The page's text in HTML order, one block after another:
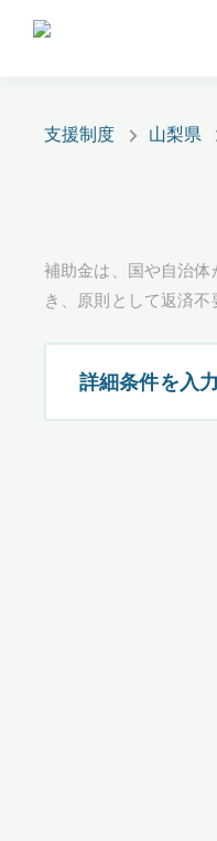
支援制度 山梨県
補助金は、国や自治
き、原則として返済
詳細条件を入